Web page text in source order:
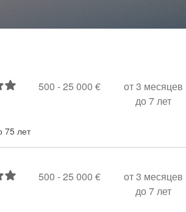
500 -25 000 €
от 3 месяцев
до 7 лет
75 лет
500 -25 000 €
от 3 месяцев
до 7 лет